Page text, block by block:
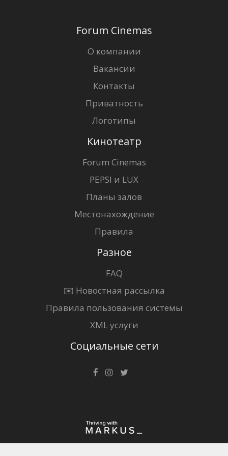
Forum Cinemas
О компании
Вакансии
Контакты
Приватность
Логотипы
Кинотеатр
Forum Cinemas
PEPSI и LUX
Планы залов
Местонахождение
Правила
Разное
FAQ
✉️ Новостная рассылка
Правила пользования системы
XML услуги
Социальные сети